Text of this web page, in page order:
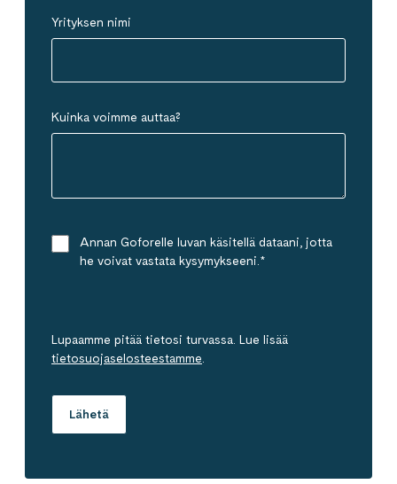
Yrityksen nimi
Kuinka voimme auttaa?
Annan Goforelle luvan käsitellä dataani, jotta
he voivat vastata kysymykseeni. *
Lupaamme pitää tietosi turvassa. Lue lisää
tietosuojaselosteestamme